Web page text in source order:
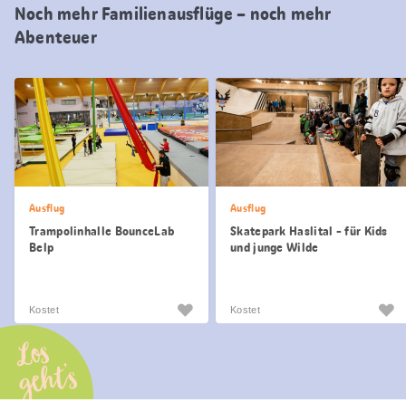
Noch mehr Familienausflüge – noch mehr
Abenteuer
Ausflug
Trampolinhalle BounceLab
Belp
Kostet
Ausflug
Skatepark Haslital - für Kids
und junge Wilde
Kostet
Los
geht’s